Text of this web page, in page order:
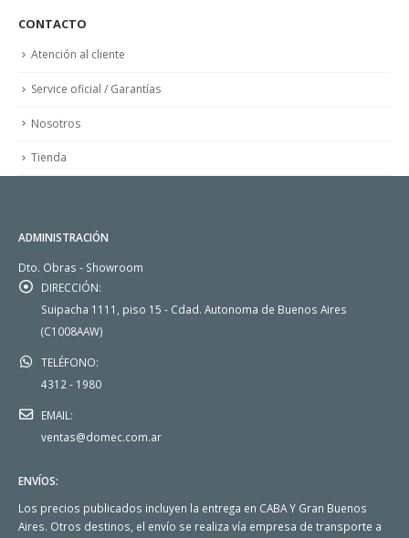
CONTACTO
Atención al cliente
Service oficial / Garantías
Nosotros
Tienda
ADMINISTRACIÓN
Dto. Obras - Showroom
DIRECCIÓN:
Suipacha 1111, piso 15 - Cdad. Autonoma de Buenos Aires
(C1008AAW)
TELÉFONO:
4312 - 1980
EMAIL:
ventas@domec.com.ar
ENVÍOS:
Los precios publicados incluyen la entrega en CABA Y Gran Buenos
Aires. Otros destinos, el envío se realiza vía empresa de transporte a